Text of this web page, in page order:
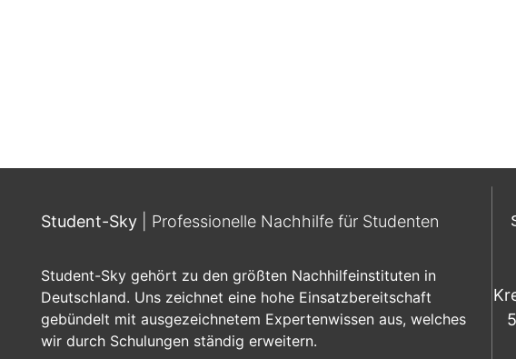
Student-Sky | Professionelle Nachhilfe für Studenten
Student-Sky gehört zu den größten Nachhilfeinstituten in
Deutschland. Uns zeichnet eine hohe Einsatzbereitschaft
gebündelt mit ausgezeichnetem Expertenwissen aus, welches
wir durch Schulungen ständig erweitern.